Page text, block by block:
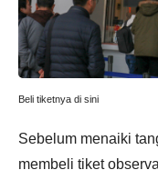
Beli tiketnya di sini
Sebelum menaiki
membeli tiket